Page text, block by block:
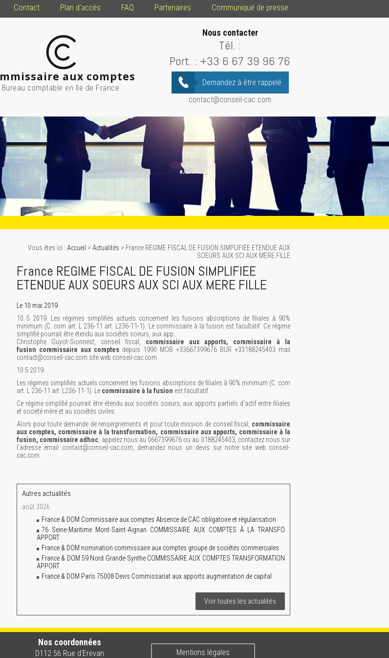
Contact Plan d'accès FAQ Partenaires Communiqué de presse
aux comptes
Bureau comptable en Ile de France
Nous contacter
Tél. :
Port. : +33 6 67 39 96 76
Demandez à être rappelé
contact@conseil-cac.com
Vous êtes ici : Accueil > Actualités > France REGIME FISCAL DE FUSION SIMPLIFIEE ETENDUE AUX
SOEURS AUX SCI AUX MERE FILLE
France REGIME FISCAL DE FUSION SIMPLIFIEE
ETENDUE AUX SOEURS AUX SCI AUX MERE FILLE
Le 10 mai 2019
10 5 2019. Les régimes simplifiés actuels concernent les fusions absorptions de filiales à 90%
minimum (C. com art. L 236-11 art. L236-11-1). Le commissaire à la fusion est facultatif. Ce régime
simplifié pourrait être étendu aux sociétés soeurs, aux app…
Christophe Guyot-Sionnest, conseil fiscal, commissaire aux apports, commissaire à la
fusion commissaire aux comptes depuis 1990 MOB +33667399676 BUR +33188245403 mail
contact@conseil-cac.com site web conseil-cac.com.
10 5 2019.
Les régimes simplifiés actuels concernent les fusions absorptions de filiales à 90% minimum (C. com
art. L 236-11 art. L236-11-1). Le commissaire à la fusion est facultatif.
Ce régime simplifié pourrait être étendu aux sociétés soeurs, aux apports partiels d'actif entre filiales
et société mère et au sociétés civiles.
Alors pour toute demande de renseignements et pour toute mission de conseil fiscal, commissaire
aux comptes, commissaire à la transformation, commissaire aux apports, commissaire à la
fusion, commissaire adhoc , appelez nous au 0667399676 ou au 0188245403, contactez nous sur
l'adresse email contact@conseil-cac.com, demandez nous un devis sur notre site web conseil-
cac.com
Autres actualités
août 2026
France & DOM Commissaire aux comptes Absence de CAC obligatoire et régularisation
76 Seine-Maritime Mont-Saint-Aignan COMMISSAIRE AUX COMPTES À LA TRANSFO
APPORT
France & DOM nomination commissaire aux comptes groupe de sociétés commerciales
France & DOM 59 Nord Grande-Synthe COMMISSAIRE AUX COMPTES TRANSFORMATION
APPORT
France & DOM Paris 75008 Devis Commissariat aux apports augmentation de capital
Voir toutes les actualités
Nos coordonnées
D112 56 Rue d'Erevan Mentions légales